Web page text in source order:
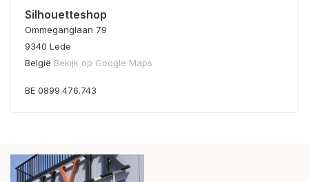
Silhouetteshop
Ommeganglaan 79
9340 Lede
België Bekijk op Google Maps
BE 0899.476.743